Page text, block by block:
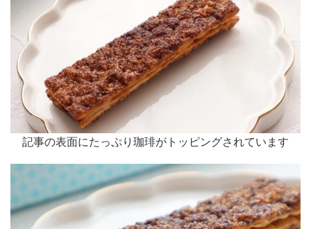
記事の表面にたっぷり珈琲がトッピングされています